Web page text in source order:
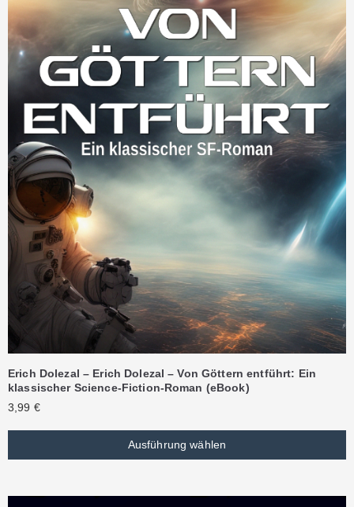
Erich Dolezal – Erich Dolezal – Von Göttern entführt: Ein
klassischer Science-Fiction-Roman (eBook)
3,99 €
Ausführung wählen